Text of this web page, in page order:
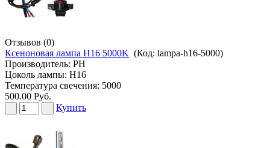
Отзывов (0)
Ксеноновая лампа H16 5000K (Код: lampa-h16-5000)
Производитель: PH
Цоколь лампы: H16
Температура свечения: 5000
500.00 Руб.
Купить